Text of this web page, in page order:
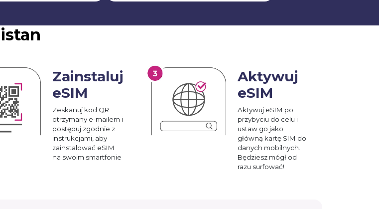
Zainstaluj
eSIM
Zeskanuj kod QR
otrzymany e-mailem i
postępuj zgodnie z
instrukcjami, aby
zainstalować eSIM
na swoim smartfonie
Aktywuj
eSIM
Aktywuj eSIM po
przybyciu do celu i
ustaw go jako
główną kartę SIM do
danych mobilnych.
Będziesz mógł od
razu surfować!